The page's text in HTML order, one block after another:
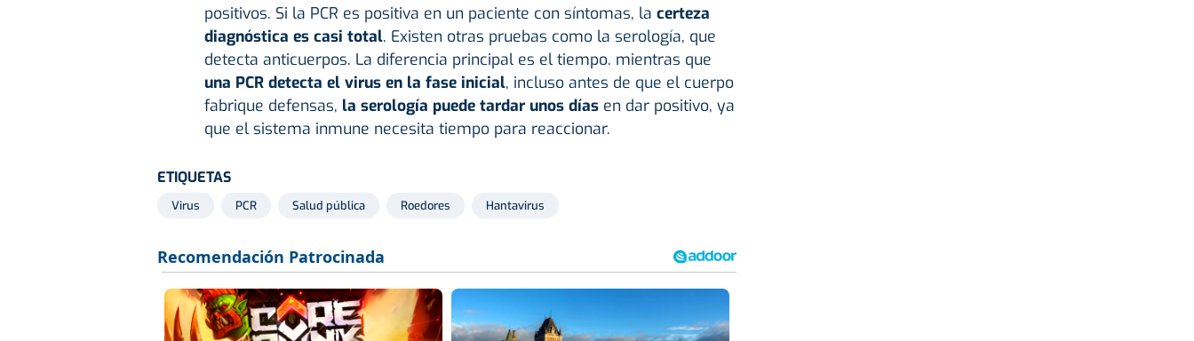
positivos. Si la PCR es positiva en un paciente con síntomas, la certeza
diagnóstica es casi total. Existen otras pruebas como la serología, que
detecta anticuerpos. La diferencia principal es el tiempo. mientras que
una PCR detecta el virus en la fase inicial, incluso antes de que el cuerpo
fabrique defensas, la serología puede tardar unos días en dar positivo, ya
que el sistema inmune necesita tiempo para reaccionar.
ETIQUETAS
Virus PCR Salud pública Roedores Hantavirus